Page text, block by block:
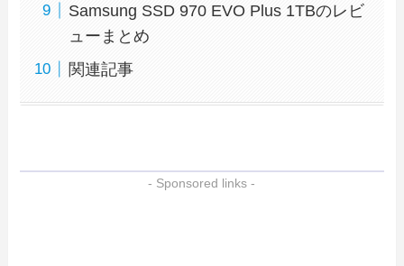
Samsung SSD 970 EVO Plus 1TBのレビ
ューまとめ
関連記事
- Sponsored links -